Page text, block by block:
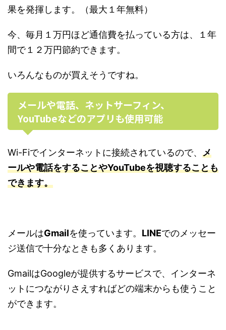
果を発揮します。（最大１年無料）
今、毎月１万円ほど通信費を払っている方は、１年
間で１２万円節約できます。
いろんなものが買えそうですね。
メールや電話、ネットサーフィン、
YouTubeなどのアプリも使用可能
Wi-Fiでインターネットに接続されているので、 メ
ールや電話をすることやYouTubeを視聴することも
できます。
メールはGmailを使っています。 LINEでのメッセー
ジ送信で十分なときも多くあります。
GmailはGoogleが提供するサービスで、インターネ
ットにつながりさえすればどの端末からも使うこと
ができます。